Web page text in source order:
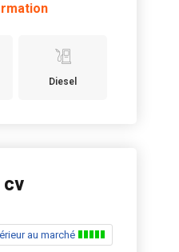
Diesel
cv
au marché